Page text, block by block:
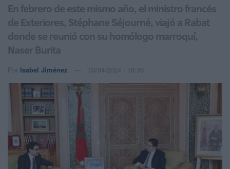
En febrero de este mismo año, el ministro francés
de Exteriores, Stéphane Séjourné, viajó a Rabat
donde se reunió con su homólogo marroquí,
Naser Burita
Por Isabel Jiménez 03/04/2024 - 16:36